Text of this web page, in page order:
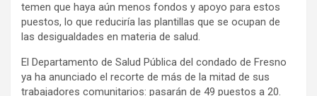
temen que haya aún menos fondos y apoyo para estos
puestos, lo que reduciría las plantillas que se ocupan de
las desigualdades en materia de salud.
El Departamento de Salud Pública del condado de Fresno
ya ha anunciado el recorte de más de la mitad de sus
trabajadores comunitarios: pasarán de 49 puestos a 20.